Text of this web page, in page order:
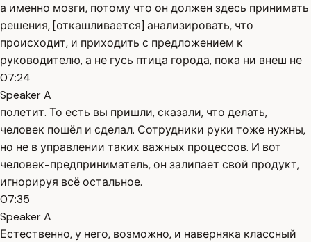
а именно мозги, потому что он должен здесь принимать
решения, [откашливается] анализировать, что
происходит, и приходить с предложением к
руководителю, а не гусь птица города, пока ни внеш не
07:24
Speaker A
полетит. То есть вы пришли, сказали, что делать,
человек пошёл и сделал. Сотрудники руки тоже нужны,
но не в управлении таких важных процессов. И вот
человек-предприниматель, он залипает свой продукт,
игнорируя всё остальное.
07:35
Speaker A
Естественно, у него, возможно, и наверняка классный